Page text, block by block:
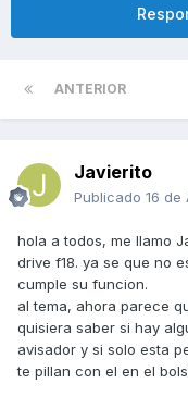
ANTERIOR
Javierito
Publicado 16 de
hola a todos, me llamo
drive f18. ya se que no
cumple su funcion.
al tema, ahora parece
quisiera saber si hay
avisador y si solo esta
te pillan con el en el